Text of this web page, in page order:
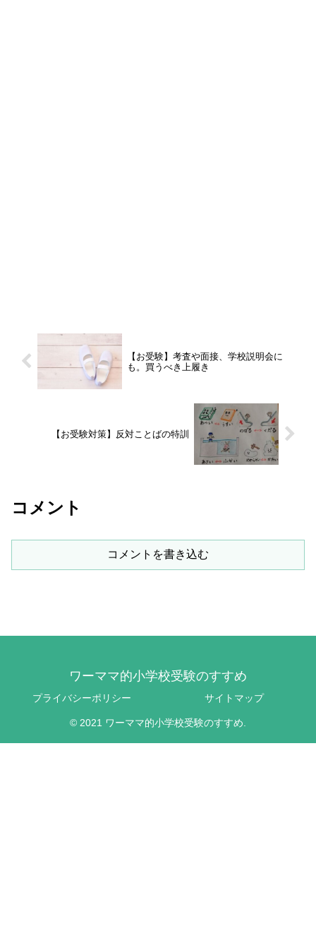
【お受験】考査や面接、学校説明会に
も。買うべき上履き
【お受験対策】反対ことばの特訓
コメント
コメントを書き込む
ワーママ的小学校受験のすすめ
プライバシーポリシー サイトマップ
© 2021 ワーママ的小学校受験のすすめ.